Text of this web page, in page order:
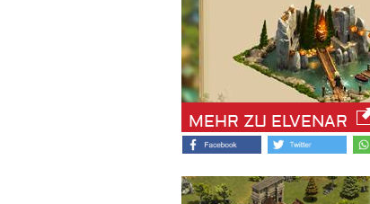
MEHR ZU ELVENAR